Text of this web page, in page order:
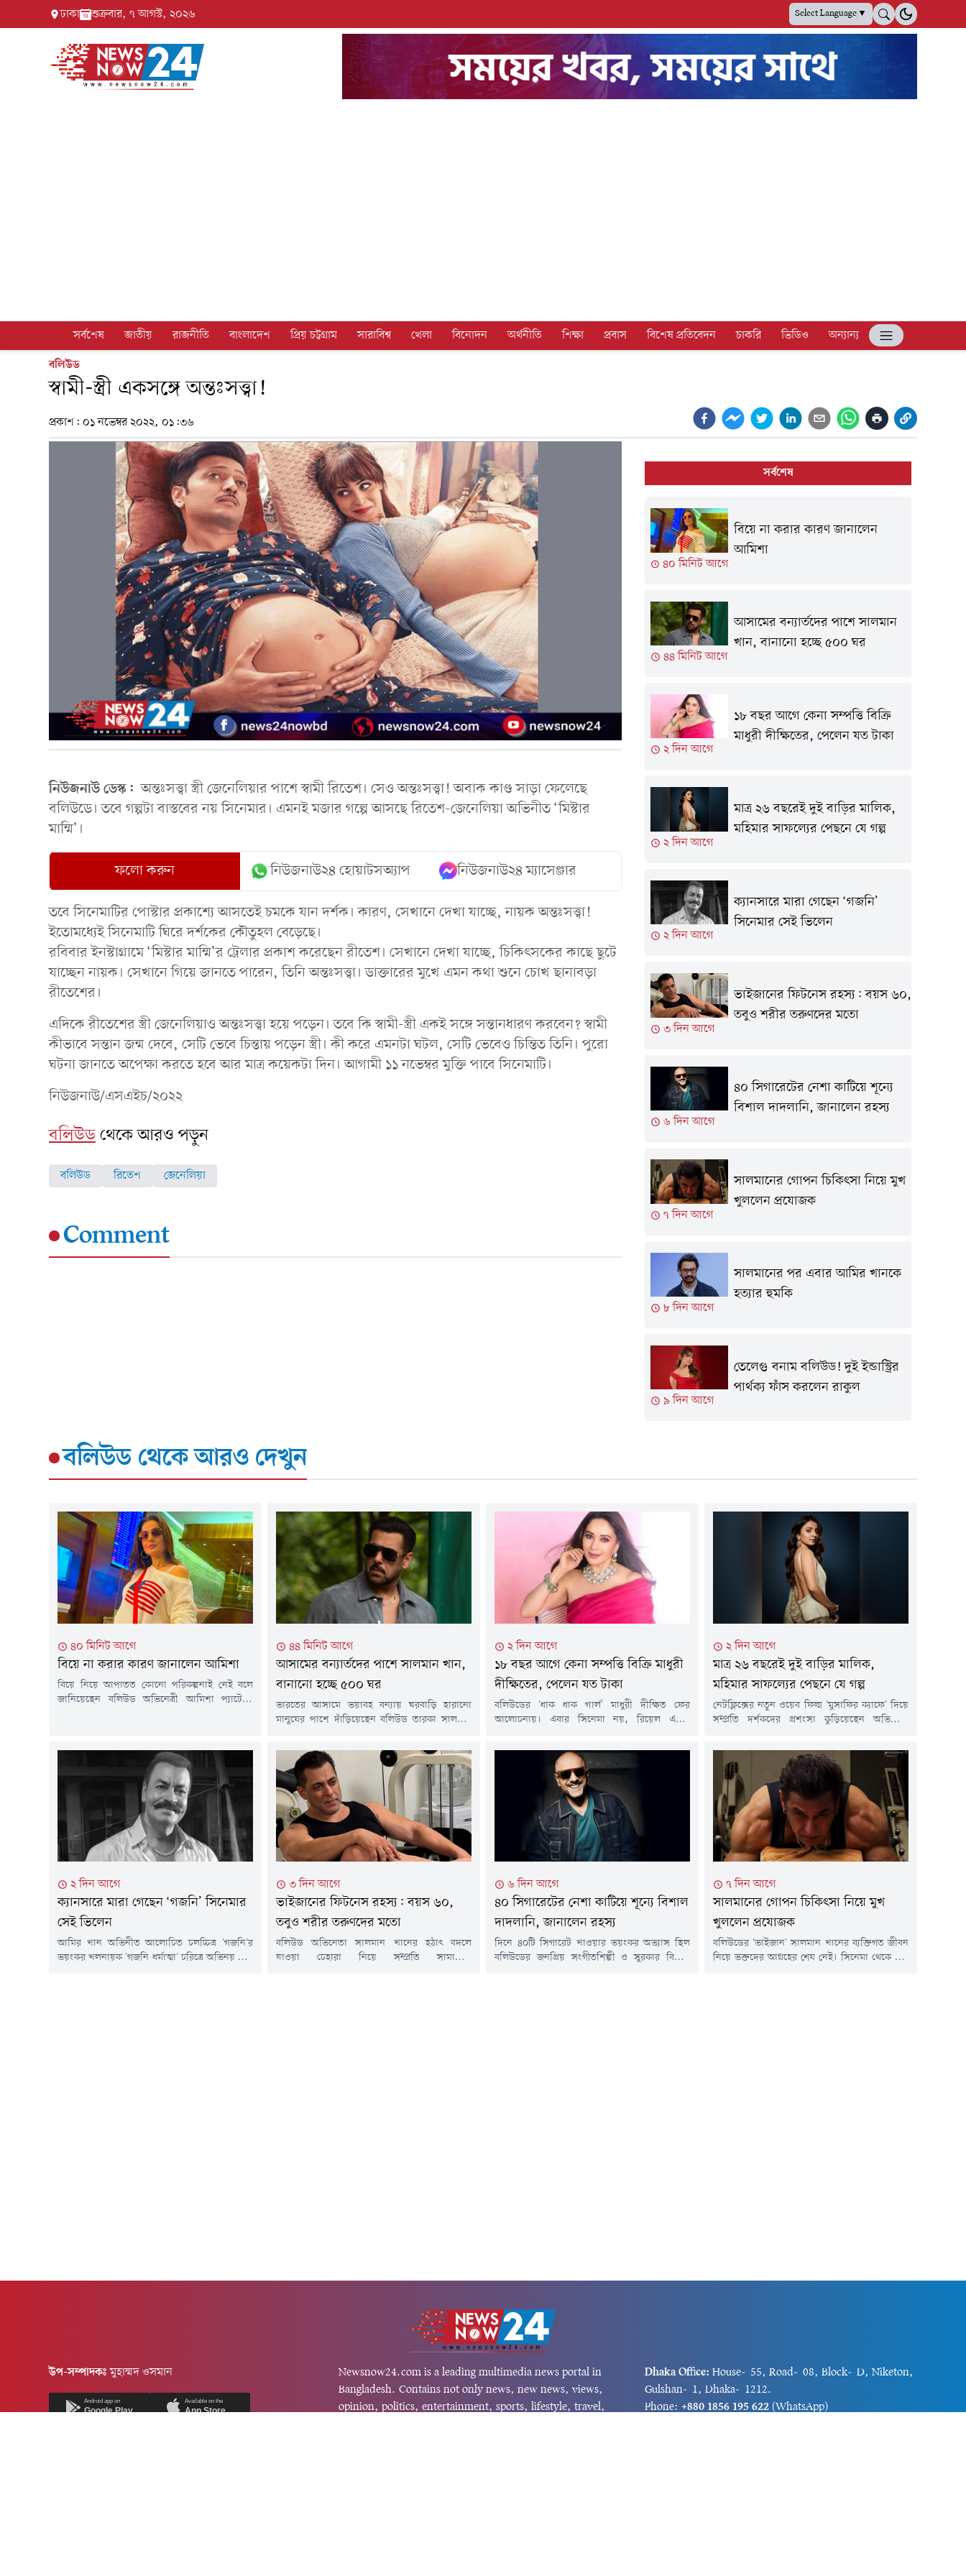
ঢাকা শুক্রবার, ৭ আগস্ট, ২০২৬ Select Language▼
সর্বশেষ জাতীয় রাজনীতি বাংলাদেশ প্রিয় চট্টগ্রাম সারাবিশ্ব খেলা বিনোদন অর্থনীতি শিক্ষা প্রবাস বিশেষ প্রতিবেদন চাকরি ভিডিও
অন্যান্য
বলিউড
স্বামী-স্ত্রী একসঙ্গে অন্তঃসত্ত্বা!
প্রকাশ: ০১ নভেম্বর ২০২২, ০১:৩৬
নিউজনাউ ডেস্ক: অন্তঃসত্ত্বা স্ত্রী জেনেলিয়ার পাশে স্বামী রিতেশ। সেও অন্তঃসত্ত্বা! অবাক কাণ্ড সাড়া ফেলেছে
বলিউডে। তবে গল্পটা বাস্তবের নয় সিনেমার। এমনই মজার গল্পে আসছে রিতেশ-জেনেলিয়া অভিনীত ‘মিস্টার
মাম্মি’।
ফলো করুন নিউজনাউ২৪ হোয়াটসঅ্যাপ নিউজনাউ২৪ ম্যাসেঞ্জার
তবে সিনেমাটির পোস্টার প্রকাশ্যে আসতেই চমকে যান দর্শক। কারণ, সেখানে দেখা যাচ্ছে, নায়ক অন্তঃসত্ত্বা!
ইতোমধ্যেই সিনেমাটি ঘিরে দর্শকের কৌতুহল বেড়েছে।
রবিবার ইনস্টাগ্রামে ‘মিস্টার মাম্মি’র ট্রেলার প্রকাশ করেছেন রীতেশ। সেখানে দেখা যাচ্ছে, চিকিৎসকের কাছে ছুটে
যাচ্ছেন নায়ক। সেখানে গিয়ে জানতে পারেন, তিনি অন্তঃসত্ত্বা। ডাক্তারের মুখে এমন কথা শুনে চোখ ছানাবড়া
রীতেশের।
এদিকে রীতেশের স্ত্রী জেনেলিয়াও অন্তঃসত্ত্বা হয়ে পড়েন। তবে কি স্বামী-স্ত্রী একই সঙ্গে সন্তানধারণ করবেন? স্বামী
কীভাবে সন্তান জন্ম দেবে, সেটি ভেবে চিন্তায় পড়েন স্ত্রী। কী করে এমনটা ঘটল, সেটি ভেবেও চিন্তিত তিনি। পুরো
ঘটনা জানতে অপেক্ষা করতে হবে আর মাত্র কয়েকটা দিন। আগামী ১১ নভেম্বর মুক্তি পাবে সিনেমাটি।
নিউজনাউ/এসএইচ/২০২২
বলিউডথেকে আরও পড়ুন
বলিউড রিতেশ জেনেলিয়া
Comment
সর্বশেষ
৪০ মিনিট আগে
বিয়ে না করার কারণ জানালেন
আমিশা
৪৪ মিনিট আগে
আসামের বন্যার্তদের পাশে সালমান
খান, বানানো হচ্ছে ৫০০ ঘর
২ দিন আগে
১৮ বছর আগে কেনা সম্পত্তি বিক্রি
মাধুরী দীক্ষিতের, পেলেন যত টাকা
২ দিন আগে
মাত্র ২৬ বছরেই দুই বাড়ির মালিক,
মহিমার সাফল্যের পেছনে যে গল্প
২ দিন আগে
ক্যানসারে মারা গেছেন ‘গজনি’
সিনেমার সেই ভিলেন
৩ দিন আগে
ভাইজানের ফিটনেস রহস্য: বয়স ৬০,
তবুও শরীর তরুণদের মতো
৬ দিন আগে
৪০ সিগারেটের নেশা কাটিয়ে শূন্যে
বিশাল দাদলানি, জানালেন রহস্য
৭ দিন আগে
সালমানের গোপন চিকিৎসা নিয়ে মুখ
খুললেন প্রযোজক
৮ দিন আগে
সালমানের পর এবার আমির খানকে
হত্যার হুমকি
৯ দিন আগে
তেলেগু বনাম বলিউড! দুই ইন্ডাস্ট্রির
পার্থক্য ফাঁস করলেন রাকুল
বলিউড থেকে আরও দেখুন
৪০ মিনিট আগে
বিয়ে না করার কারণ জানালেন আমিশা
বিয়ে নিয়ে আপাতত কোনো পরিকল্পনাই নেই বলে
জানিয়েছেন বলিউড অভিনেত্রী আমিশা প্যাটেল।
পর্বে নিজের ব্যক্তিগতজীবন নিয়ে খোলাখুলি কথা
বলেন আমিশা প্যাটেল। যদিও এর আগে অভিনেত্রীর
নাম একাধিক ব্যক্তির সাথে জড়ালেও চলচ্চিত্র...
৪৪ মিনিট আগে
আসামের বন্যার্তদের পাশে সালমান খান,
বানানো হচ্ছে ৫০০ ঘর
ভারতের আসামে ভয়াবহ বন্যায় ঘরবাড়ি হারানো
মানুষের পাশে দাঁড়িয়েছেন বলিউড তারকা সালমান
যৌথভাবে তিনি ক্ষতিগ্রস্ত পরিবারের জন্য ৫০০টি
আধা-পাকা ঘর নির্মাণের উদ্যোগ নিয়েছেন।শুক্রবার
ভারতীয় সংবাদমাধ্যম বলিউড হাঙ্গামার প্রতিবেদনে এ
তথ্য জানানো হয়।প্রতিবেদনে বলা হয়, এর আগে
বন্যার শুরুতে সালমান খানের দাতব্য প্রতিষ্ঠান বিয়িং
হিউম্যান...
২ দিন আগে
১৮ বছর আগে কেনা সম্পত্তি বিক্রি মাধুরী
দীক্ষিতের, পেলেন যত টাকা
বলিউডের 'ধাক ধাক গার্ল' মাধুরী দীক্ষিত ফের
আলোচনায়। এবার সিনেমা নয়, রিয়েল এস্টেট
এসেছেন এই অভিনেত্রী।প্রায় ১৮ বছর আগে মুম্বইয়ের
পশ্চিম আন্ধেরিতে একটি অফিস কিনেছিলেন মাধুরী।
২০০৮ সালের দিকে কেনা সেই অফিসটির জন্য তিনি
দিয়েছিলেন প্রায় ৫২ লাখ ৫০ হাজার টাকা। দীর্ঘদিন
২ দিন আগে
মাত্র ২৬ বছরেই দুই বাড়ির মালিক,
মহিমার সাফল্যের পেছনে যে গল্প
নেটফ্লিক্সের নতুন ওয়েব ফিল্ম 'মুসাফির ক্যাফে' দিয়ে
সম্প্রতি দর্শকদের প্রশংসা কুড়িয়েছেন অভিনেত্রী
সাফল্যের শিখরে থাকলেও তার এই পথচলা ছিল দীর্ঘ
সংগ্রাম আর কঠিন পরিশ্রমে ভরা।মাত্র পাঁচ মাস বয়সে
বাবাকে হারানো মহিমা মুম্বাইয়ের একটি বস্তিতে বড়
হয়েছেন। তবে কঠোর পরিশ্রম ও মায়ের অনুপ্রেরণায়
মাত্র ২৬...
২ দিন আগে
ক্যানসারে মারা গেছেন ‘গজনি’ সিনেমার
সেই ভিলেন
আমির খান অভিনীত আলোচিত চলচ্চিত্র 'গজনি'র
ভয়ংকর খলনায়ক 'গজনি ধর্মাত্মা' চরিত্রে অভিনয় করে
৩ দিন আগে
ভাইজানের ফিটনেস রহস্য: বয়স ৬০,
তবুও শরীর তরুণদের মতো
বলিউড অভিনেতা সালমান খানের হঠাৎ বদলে
যাওয়া চেহারা নিয়ে সম্প্রতি সামাজিক
৬ দিন আগে
৪০ সিগারেটের নেশা কাটিয়ে শূন্যে বিশাল
দাদলানি, জানালেন রহস্য
দিনে ৪০টি সিগারেট খাওয়ার ভয়ংকর অভ্যাস ছিল
বলিউডের জনপ্রিয় সংগীতশিল্পী ও সুরকার বিশাল
৭ দিন আগে
সালমানের গোপন চিকিৎসা নিয়ে মুখ
খুললেন প্রযোজক
বলিউডের 'ভাইজান' সালমান খানের ব্যক্তিগত জীবন
নিয়ে ভক্তদের আগ্রহের শেষ নেই। সিনেমা থেকে শুরু
উপ-সম্পাদকঃমুহাম্মদ ওসমান
Android app on
Google Play
Available on the
App Store
Newsnow24.com is a leading multimedia news portal in
Bangladesh. Contains not only news, new news, views,
opinion, politics, entertainment, sports, lifestyle, travel,
Dhaka Office: House-55, Road-08, Block-D, Niketon,
Gulshan-1, Dhaka-1212.
Phone: +880 1856 195 622 (WhatsApp)